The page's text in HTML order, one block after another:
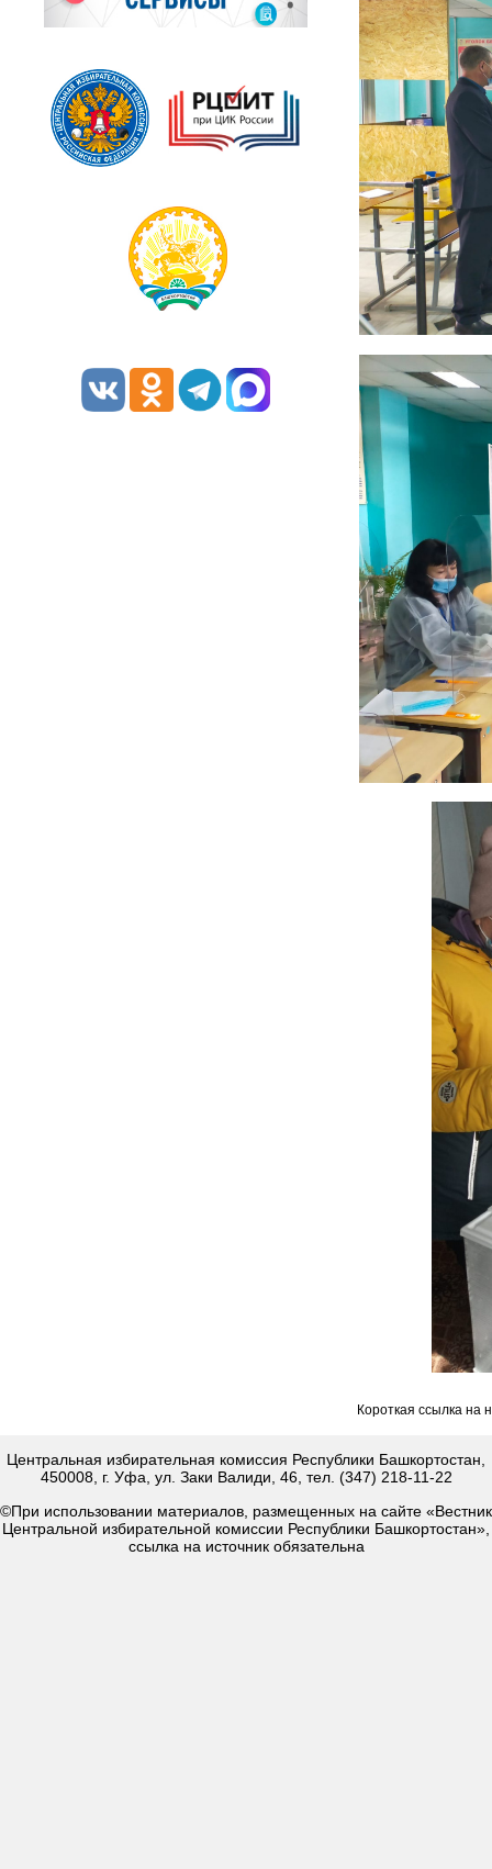
Короткая ссылка на
Центральная избирательная комиссия Республики Башкортостан,
450008, г. Уфа, ул. Заки Валиди, 46, тел. (347) 218-11-22
©При использовании материалов, размещенных на сайте «Вестник
Центральной избирательной комиссии Республики Башкортостан»,
ссылка на источник обязательна